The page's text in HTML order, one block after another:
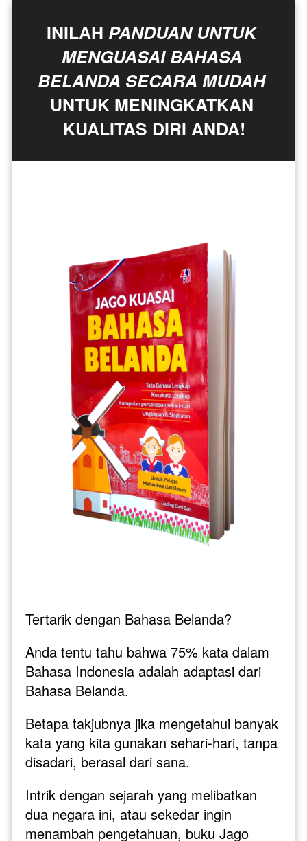
INILAH PANDUAN UNTUK
MENGUASAI BAHASA
BELANDA SECARA MUDAH
UNTUK MENINGKATKAN
KUALITAS DIRI ANDA!
Tertarik dengan Bahasa Belanda?
Anda tentu tahu bahwa 75% kata dalam
Bahasa Indonesia adalah adaptasi dari
Bahasa Belanda.
Betapa takjubnya jika mengetahui banyak
kata yang kita gunakan sehari-hari, tanpa
disadari, berasal dari sana.
Intrik dengan sejarah yang melibatkan
dua negara ini, atau sekedar ingin